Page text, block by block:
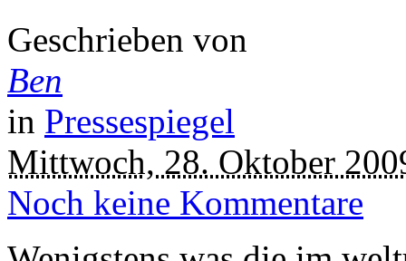
Geschrieben von
Ben
in Pressespiegel
Mittwoch, 28. Oktober
Noch keine Kommentare